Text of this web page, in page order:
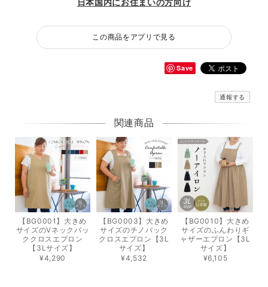
この商品をアプリで見る
Save
通報する
関連商品
【BG0001】大きめ
サイズのVネックバッ
ククロスエプロン
【3Lサイズ】
¥4,290
【BG0003】大きめ
サイズのチノバック
クロスエプロン【3L
サイズ】
¥4,532
【BG0010】大きめ
サイズのふんわりギ
ャザーエプロン【3L
サイズ】
¥6,105